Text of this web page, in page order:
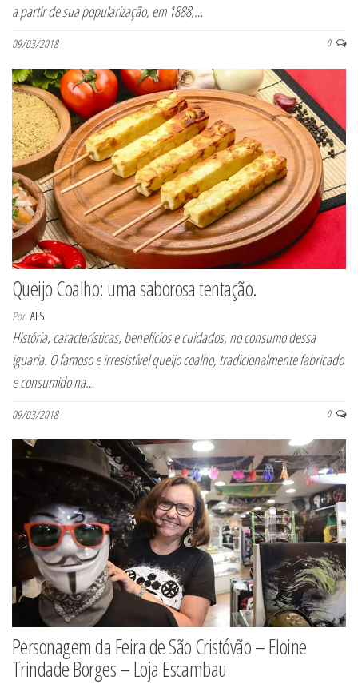
a partir de sua popularização, em 1888,…
09/03/2018 0
Queijo Coalho: uma saborosa tentação.
Por AFS
História, características, benefícios e cuidados, no consumo dessa
iguaria. O famoso e irresistível queijo coalho, tradicionalmente fabricado
e consumido na…
09/03/2018 0
Personagem da Feira de São Cristóvão – Eloine
Trindade Borges – Loja Escambau